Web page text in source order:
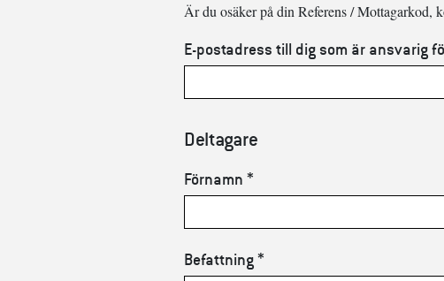
Är du osäker på din Referens / Mottagarkod,
E-postadress till dig som är ansvarig
Deltagare
Förnamn *
Befattning *